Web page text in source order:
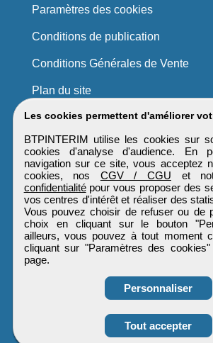
Obtenir ses
coordonnées
Les cookies permettent d'améliorer
BTPINTERIM utilise les cookies sur
cookies d'analyse d'audience. En
navigation sur ce site, vous acceptez
cookies, nos CGV / CGU et
confidentialitépour vous proposer des
vos centres d'intérêt et réaliser des
Vous pouvez choisir de refuser ou de
choix en cliquant sur le bouton
ailleurs, vous pouvez à tout moment
cliquant sur "Paramètres des
page.
Personnaliser
Tout accepter
Paramètres des cookies
Conditions de publication
Conditions Générales de Vente
Plan du site
BTPINTERIM